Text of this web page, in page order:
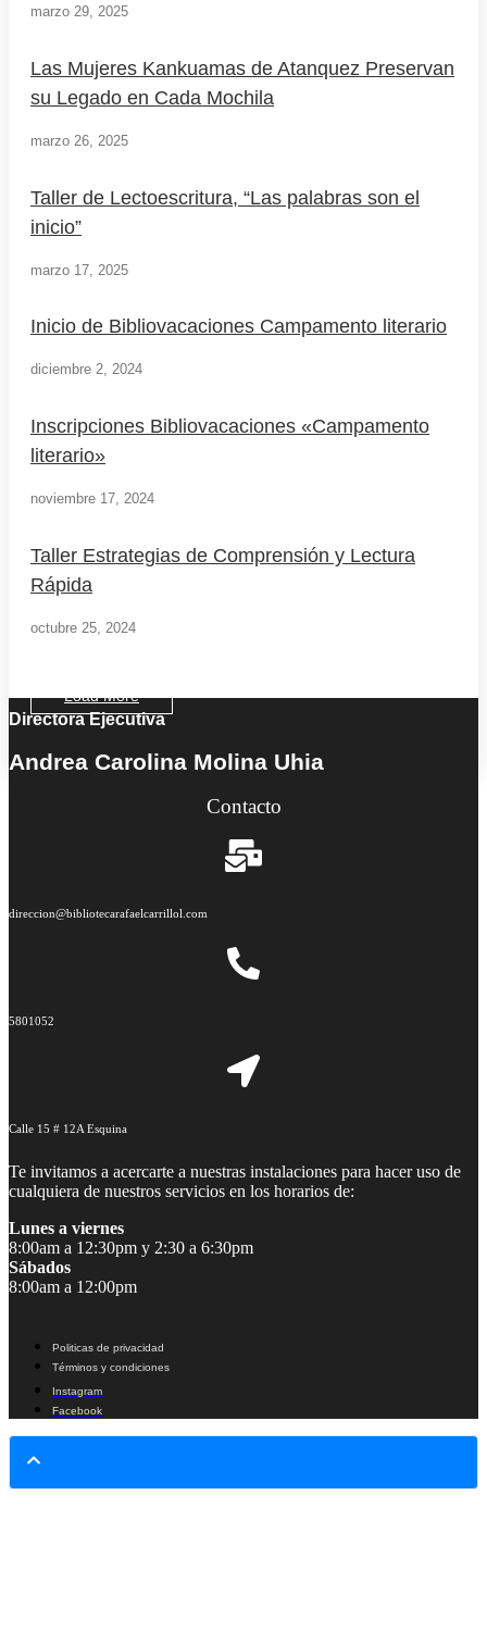
marzo 29, 2025
Las Mujeres Kankuamas de Atanquez Preservan
su Legado en Cada Mochila
marzo 26, 2025
Taller de Lectoescritura, “Las palabras son el
inicio”
marzo 17, 2025
Inicio de Bibliovacaciones Campamento literario
diciembre 2, 2024
Inscripciones Bibliovacaciones «Campamento
literario»
noviembre 17, 2024
Taller Estrategias de Comprensión y Lectura
Rápida
octubre 25, 2024
Load More
End of Content.
Directora Ejecutiva
Andrea Carolina Molina Uhia
Contacto
direccion@bibliotecarafaelcarrillol.com
5801052
Calle 15 # 12A Esquina
Te invitamos a acercarte a nuestras instalaciones para hacer uso de
cualquiera de nuestros servicios en los horarios de:
Lunes a viernes
8:00am a 12:30pm y 2:30 a 6:30pm
Sábados
8:00am a 12:00pm
Politicas de privacidad
Términos y condiciones
Instagram
Facebook